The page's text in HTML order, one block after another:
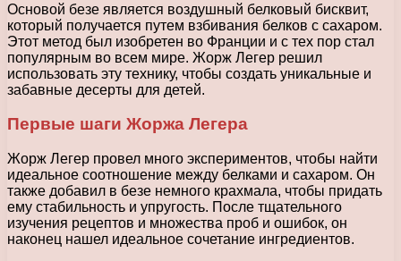
Основой безе является воздушный белковый бисквит,
который получается путем взбивания белков с сахаром.
Этот метод был изобретен во Франции и с тех пор стал
популярным во всем мире. Жорж Легер решил
использовать эту технику, чтобы создать уникальные и
забавные десерты для детей.
Первые шаги Жоржа Легера
Жорж Легер провел много экспериментов, чтобы найти
идеальное соотношение между белками и сахаром. Он
также добавил в безе немного крахмала, чтобы придать
ему стабильность и упругость. После тщательного
изучения рецептов и множества проб и ошибок, он
наконец нашел идеальное сочетание ингредиентов.